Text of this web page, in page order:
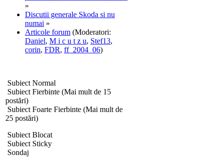
»
Discutii generale Skoda si nu
numai »
Articole forum (Moderatori:
Daniel, M i c u t z u, Stef13,
corin, FDR, ff_2004_06)
Subiect Normal
Subiect Fierbinte (Mai mult de 15
postări)
Subiect Foarte Fierbinte (Mai mult de
25 postări)
Subiect Blocat
Subiect Sticky
Sondaj